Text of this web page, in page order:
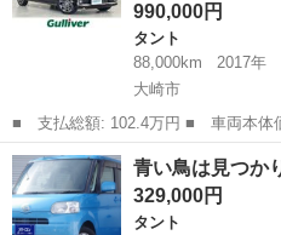
990,000円
タント
88,000km
2017年
大崎市
■ 支払総額: 102.4万円 ■ 車両本体価格： 990,000 円 ■ メーカー
名： ダイハツ ■ 車種名： タン
Ｓ トップエディションＳＡＩＩＩ
トアシスト...
宮城 大崎市 タント
青い鳥は見つか
329,000円
タント